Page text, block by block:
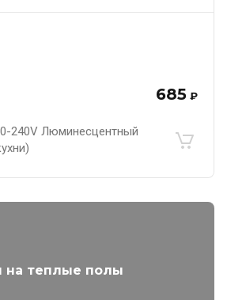
685 ₽
240V Люминесцентный
на теплые полы